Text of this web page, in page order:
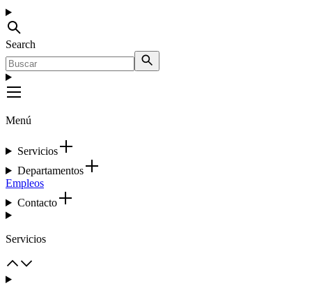
Search
Menú
Servicios
Departamentos
Empleos
Contacto
Servicios